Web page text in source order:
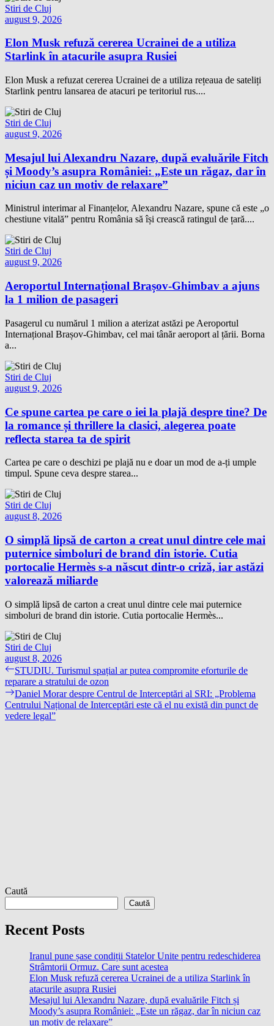
Stiri de Cluj
august 9, 2026
Elon Musk refuză cererea Ucrainei de a utiliza
Starlink în atacurile asupra Rusiei
Elon Musk a refuzat cererea Ucrainei de a utiliza rețeaua de sateliți
Starlink pentru lansarea de atacuri pe teritoriul rus....
Stiri de Cluj
august 9, 2026
Mesajul lui Alexandru Nazare, după evaluările Fitch
și Moody’s asupra României: „Este un răgaz, dar în
niciun caz un motiv de relaxare”
Ministrul interimar al Finanțelor, Alexandru Nazare, spune că este „o
chestiune vitală” pentru România să își crească ratingul de țară....
Stiri de Cluj
august 9, 2026
Aeroportul Internațional Brașov-Ghimbav a ajuns
la 1 milion de pasageri
Pasagerul cu numărul 1 milion a aterizat astăzi pe Aeroportul
Internațional Brașov-Ghimbav, cel mai tânăr aeroport al țării. Borna
a...
Stiri de Cluj
august 9, 2026
Ce spune cartea pe care o iei la plajă despre tine? De
la romance și thrillere la clasici, alegerea poate
reflecta starea ta de spirit
Cartea pe care o deschizi pe plajă nu e doar un mod de a-ți umple
timpul. Spune ceva despre starea...
Stiri de Cluj
august 8, 2026
O simplă lipsă de carton a creat unul dintre cele mai
puternice simboluri de brand din istorie. Cutia
portocalie Hermès s-a născut dintr-o criză, iar astăzi
valorează miliarde
O simplă lipsă de carton a creat unul dintre cele mai puternice
simboluri de brand din istorie. Cutia portocalie Hermès...
Stiri de Cluj
august 8, 2026
Navigare
în
articole
Previous
post:
STUDIU. Turismul spațial ar putea compromite eforturile de
reparare a stratului de ozon
Next
post:
Daniel Morar despre Centrul de Interceptări al SRI: „Problema
Centrului Național de Interceptări este că el nu există din punct de
vedere legal”
Caută
Caută
Recent Posts
Iranul pune șase condiții Statelor Unite pentru redeschiderea
Strâmtorii Ormuz. Care sunt acestea
Elon Musk refuză cererea Ucrainei de a utiliza Starlink în
atacurile asupra Rusiei
Mesajul lui Alexandru Nazare, după evaluările Fitch și
Moody’s asupra României: „Este un răgaz, dar în niciun caz
un motiv de relaxare”